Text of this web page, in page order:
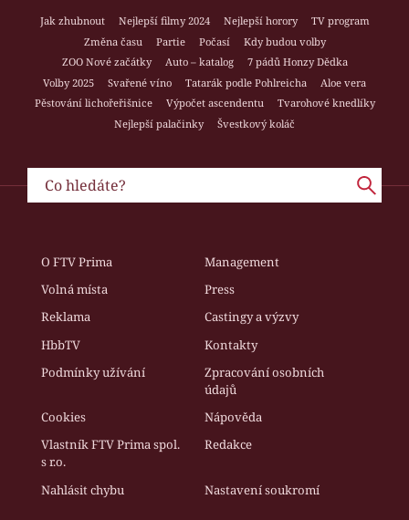
Jak zhubnout Nejlepší filmy 2024 Nejlepší horory
TV program
Změna času
Partie Počasí
Kdy budou volby
ZOO Nové začátky
Auto – katalog
7 pádů Honzy Dědka
Volby 2025
Svařené víno Tatarák podle Pohlreicha
Aloe vera
Pěstování lichořeřišnice
Výpočet ascendentu
Tvarohové knedlíky
Nejlepší palačinky
Švestkový koláč
O FTV Prima
Management
Volná místa
Press
Reklama
Castingy a výzvy
HbbTV
Kontakty
Podmínky užívání
Zpracování osobních
údajů
Cookies
Nápověda
Vlastník FTV Prima spol.
s r.o.
Redakce
Nahlásit chybu Nastavení soukromí